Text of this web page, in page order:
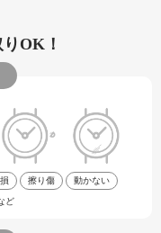
OK！
擦り傷 動かない
ど